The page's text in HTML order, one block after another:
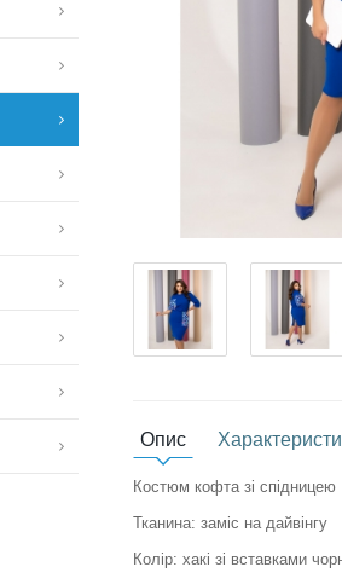
Опис
Костюм кофта зі спідницею
Тканина: заміс на дайвінгу
Колір: хакі зі вставками